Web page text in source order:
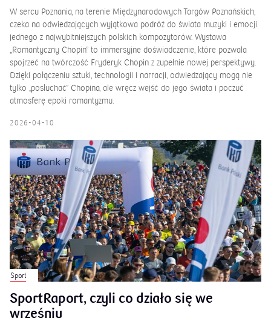
W sercu Poznania, na terenie Międzynarodowych Targów Poznańskich,
czeka na odwiedzających wyjątkowa podróż do świata muzyki i emocji
jednego z najwybitniejszych polskich kompozytorów. Wystawa
„Romantyczny Chopin” to immersyjne doświadczenie, które pozwala
spojrzeć na twórczość Fryderyk Chopin z zupełnie nowej perspektywy.
Dzięki połączeniu sztuki, technologii i narracji, odwiedzający mogą nie
tylko „posłuchać” Chopina, ale wręcz wejść do jego świata i poczuć
atmosferę epoki romantyzmu.
2026-04-10
Sport
SportRaport, czyli co działo się we
wrześniu